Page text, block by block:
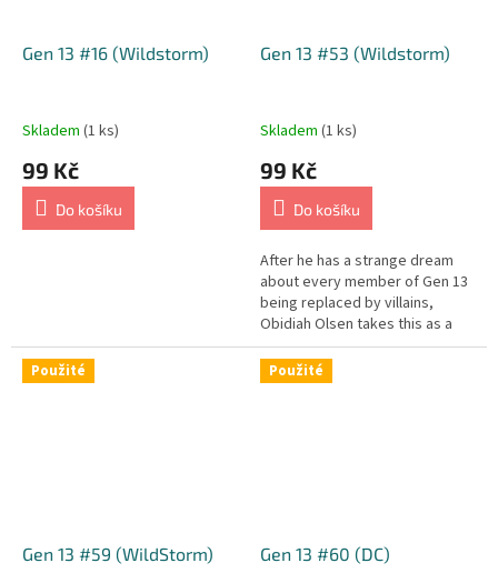
Gen 13 #16 (Wildstorm)
Skladem (1 ks)
99 Kč
Do košíku
Gen 13 #53 (Wildstorm)
Skladem (1 ks)
99 Kč
Do košíku
After he has a strange dream
about every member of Gen 13
being replaced by villains,
Obidiah Olsen takes this as a
sign that Tao wants him to
resume his mission of killing
the...
Použité
Gen 13 #59 (WildStorm)
Použité
Gen 13 #60 (DC)